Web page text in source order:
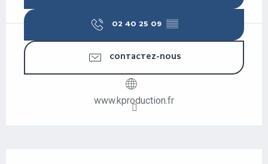
02 40 25 09 ▒▒
CONTACTEZ-NOUS
www.kproduction.fr